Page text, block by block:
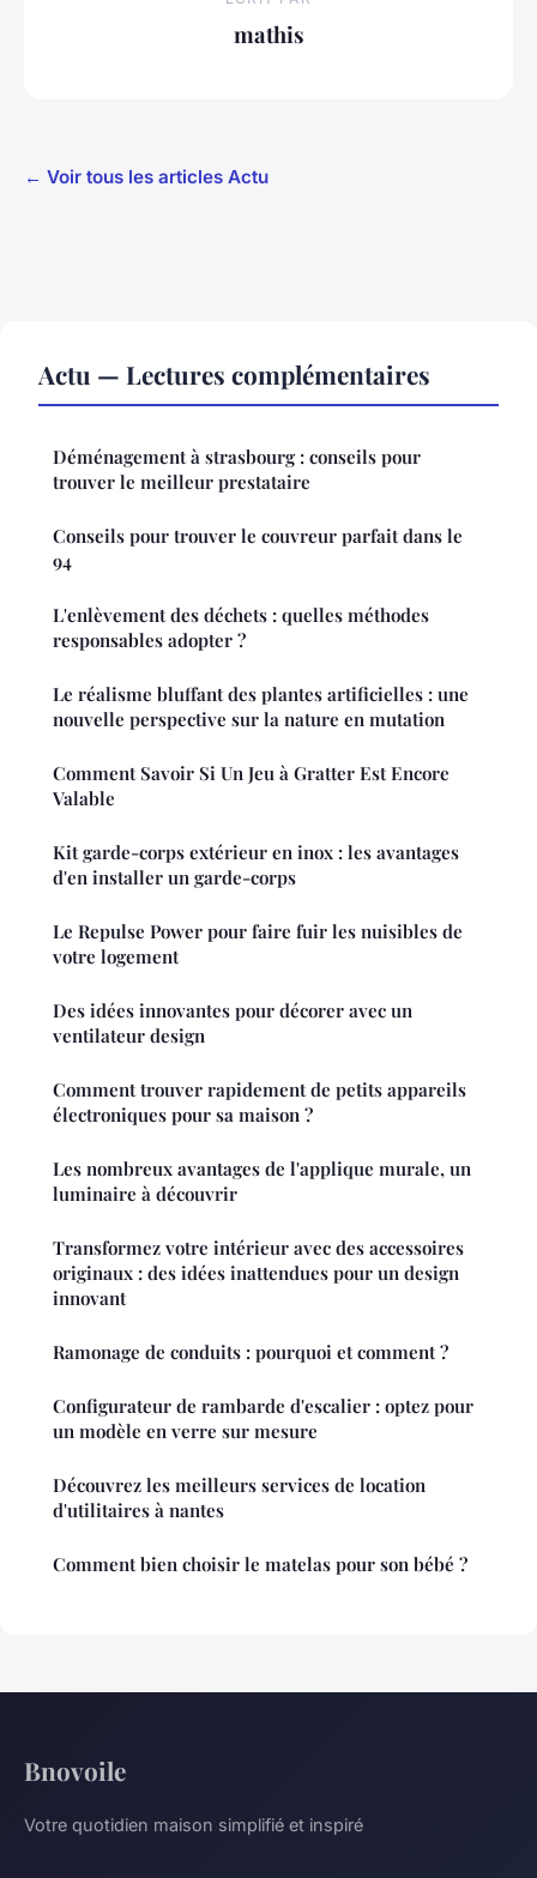
mathis
← Voir tous les articles Actu
Actu — Lectures complémentaires
Déménagement à strasbourg : conseils pour
trouver le meilleur prestataire
Conseils pour trouver le couvreur parfait dans le
94
L'enlèvement des déchets : quelles méthodes
responsables adopter ?
Le réalisme bluffant des plantes artificielles : une
nouvelle perspective sur la nature en mutation
Comment Savoir Si Un Jeu à Gratter Est Encore
Valable
Kit garde-corps extérieur en inox : les avantages
d'en installer un garde-corps
Le Repulse Power pour faire fuir les nuisibles de
votre logement
Des idées innovantes pour décorer avec un
ventilateur design
Comment trouver rapidement de petits appareils
électroniques pour sa maison ?
Les nombreux avantages de l'applique murale, un
luminaire à découvrir
Transformez votre intérieur avec des accessoires
originaux : des idées inattendues pour un design
innovant
Ramonage de conduits : pourquoi et comment ?
Configurateur de rambarde d'escalier : optez pour
un modèle en verre sur mesure
Découvrez les meilleurs services de location
d'utilitaires à nantes
Comment bien choisir le matelas pour son bébé ?
Bnovoile
Votre quotidien maison simplifié et inspiré